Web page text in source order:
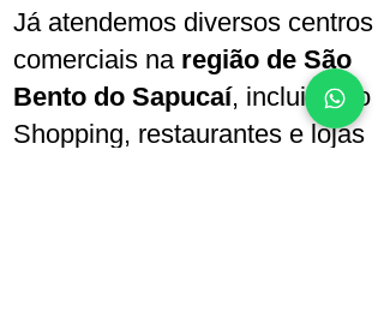
Já atendemos diversos centros
comerciais na região de São
Bento do Sapucaí, incluindo o
Shopping, restaurantes e lojas